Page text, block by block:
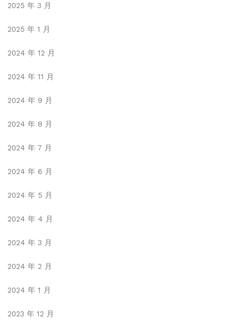
2025 年 3 月
2025 年 1 月
2024 年 12 月
2024 年 11 月
2024 年 9 月
2024 年 8 月
2024 年 7 月
2024 年 6 月
2024 年 5 月
2024 年 4 月
2024 年 3 月
2024 年 2 月
2024 年 1 月
2023 年 12 月